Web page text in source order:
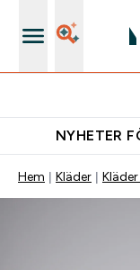
NYHETER
Hem Kläder